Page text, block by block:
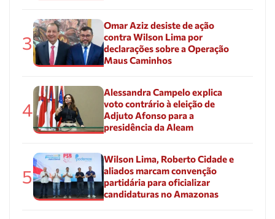
3
Omar Aziz desiste de ação
contra Wilson Lima por
declarações sobre a Operação
Maus Caminhos
4
Alessandra Campelo explica
voto contrário à eleição de
Adjuto Afonso para a
presidência da Aleam
5
Wilson Lima, Roberto Cidade e
aliados marcam convenção
partidária para oficializar
candidaturas no Amazonas